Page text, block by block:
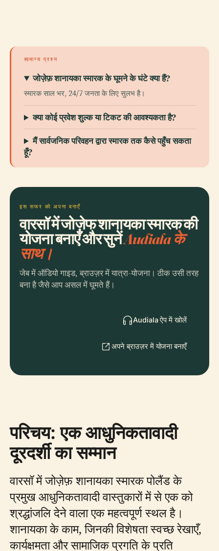
सामान्य प्रश्न
जोज़ेफ़ शानायका स्मारक के घूमने के घंटे क्या हैं?
स्मारक साल भर, 24/7 जनता के लिए सुलभ है।
क्या कोई प्रवेश शुल्क या टिकट की आवश्यकता है?
मैं सार्वजनिक परिवहन द्वारा स्मारक तक कैसे पहुँच सकता
हूँ?
इस सफर को अपना बनाएँ
वारसॉ में जोज़ेफ शानायका स्मारक की
योजना बनाएँ और सुनेंAudiala के
साथ।
जेब में ऑडियो गाइड, ब्राउज़र में यात्रा-योजना। ठीक उसी तरह
बना है जैसे आप असल में घूमते हैं।
Audiala ऐप में खोलें
अपने ब्राउज़र में योजना बनाएँ
परिचय: एक आधुनिकतावादी
दूरदर्शी का सम्मान
वारसॉ में जोज़ेफ़ शानायका स्मारक पोलैंड के
प्रमुख आधुनिकतावादी वास्तुकारों में से एक को
श्रद्धांजलि देने वाला एक महत्वपूर्ण स्थल है।
शानायका के काम, जिनकी विशेषता स्वच्छ रेखाएँ,
कार्यक्षमता और सामाजिक प्रगति के प्रति